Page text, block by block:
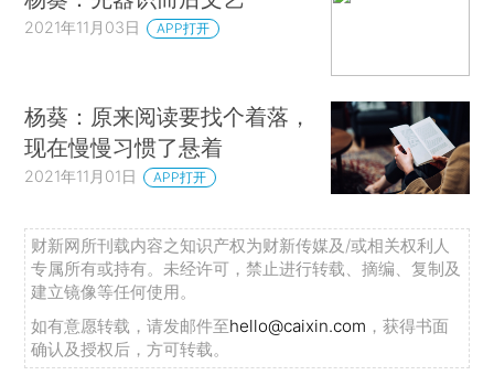
2021年11月03日 APP打开
杨葵：原来阅读要找个着落，
现在慢慢习惯了悬着
2021年11月01日 APP打开
财新网所刊载内容之知识产权为财新传媒及/或相关权利人
专属所有或持有。未经许可，禁止进行转载、摘编、复制及
建立镜像等任何使用。
如有意愿转载，请发邮件至hello@caixin.com ，获得书面
确认及授权后，方可转载。